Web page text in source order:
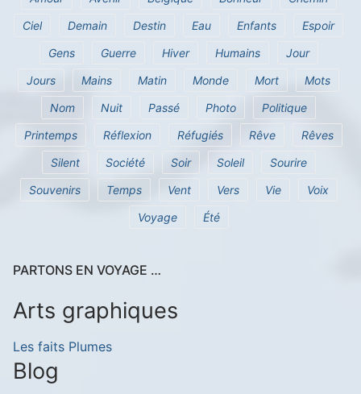
Ciel
Demain Destin Eau Enfants
Espoir
Gens
Guerre Hiver Humains
Jour
Jours
Mains Matin Monde Mort
Mots
Nom
Nuit Passé Photo
Politique
Printemps
Réflexion Réfugiés Rêve
Rêves
Silent
Société Soir Soleil
Sourire
Souvenirs
Temps Vent Vers Vie
Voix
Voyage
Été
PARTONS EN VOYAGE …
Arts graphiques
Les faits Plumes
Blog